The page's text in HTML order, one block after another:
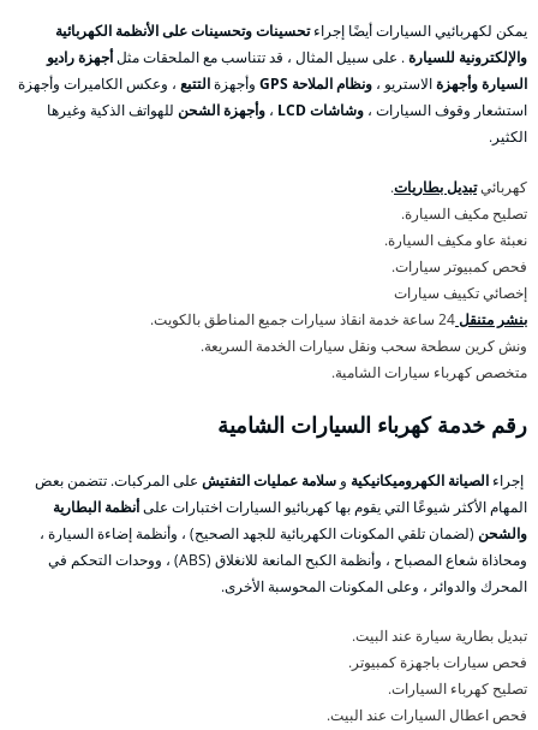
يمكن لكهربائيي السيارات أيضًا إجراءتحسينات وتحسينات على الأنظمة الكهربائية
والإلكترونية للسيارة. على سبيل المثال ، قد تتناسب مع الملحقات مثلأجهزة راديو
السيارة وأجهزةالاستريو ، ونظام الملاحة GPS وأجهزةالتتبع ، وعكس الكاميرات وأجهزة
استشعار وقوف السيارات ، وشاشات LCD ، وأجهزة الشحن للهواتف الذكية وغيرها
الكثير.
كهربائيتبديل بطاريات.
تصليح مكيف السيارة.
نعبئة عاو مكيف السيارة.
فحص كمبيوتر سيارات.
إخصائي تكييف سيارات
بنشر متنقل24 ساعة خدمة انقاذ سيارات جميع المناطق بالكويت.
ونش كرين سطحة سحب ونقل سيارات الخدمة السريعة.
متخصص كهرباء سيارات الشامية.
رقم خدمة كهرباء السيارات الشامية
إجراء الصيانة الكهروميكانيكية و سلامة عمليات التفتيش على المركبات. تتضمن بعض
المهام الأكثر شيوعًا التي يقوم بها كهربائيو السيارات اختبارات علىأنظمة البطارية
والشحن (لضمان تلقي المكونات الكهربائية للجهد الصحيح) ، وأنظمة إضاءة السيارة ،
ومحاذاة شعاع المصباح ، وأنظمة الكبح المانعة للانغلاق (ABS) ، ووحدات التحكم في
المحرك والدوائر ، وعلى المكونات المحوسبة الأخرى.
تبديل بطارية سيارة عند البيت.
فحص سيارات باجهزة كمبيوتر.
تصليح كهرباء السيارات.
فحص اعطال السيارات عند البيت.